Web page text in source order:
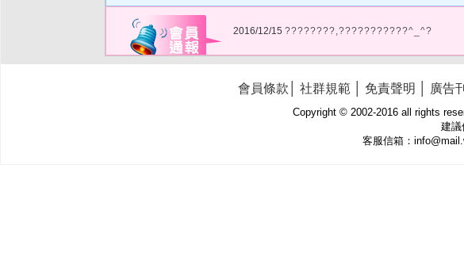
2016/12/15 ????????,???????????^_^?
會員條款 社群規範 免責聲明 廣告
Copyright © 2002-2016 all rights
建議
客服信箱：